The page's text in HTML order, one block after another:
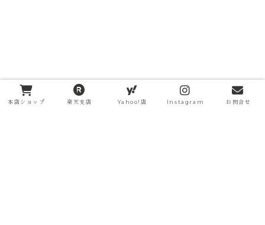
本店ショップ 楽天支店 Yahoo!店 Instagram お問合せ